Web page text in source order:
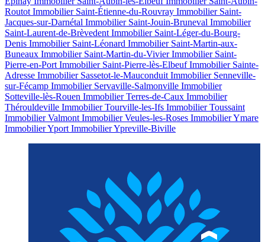
Routot Immobilier Saint-Étienne-du-Rouvray Immobilier Saint-
Jacques-sur-Darnétal Immobilier Saint-Jouin-Bruneval Immobilier
Saint-Laurent-de-Brèvedent Immobilier Saint-Léger-du-Bourg-
Denis Immobilier Saint-Léonard Immobilier Saint-Martin-aux-
Buneaux Immobilier Saint-Martin-du-VivierImmobilier Saint-
Pierre-en-Port Immobilier Saint-Pierre-lès-ElbeufImmobilier Sainte-
Adresse Immobilier Sassetot-le-Mauconduit Immobilier Senneville-
sur-Fécamp Immobilier Servaville-Salmonville Immobilier
Sotteville-lès-Rouen Immobilier Terres-de-Caux Immobilier
Thérouldeville Immobilier Tourville-les-Ifs Immobilier Toussaint
Immobilier Valmont Immobilier Veules-les-Roses Immobilier Ymare
Immobilier Yport Immobilier Ypreville-Biville